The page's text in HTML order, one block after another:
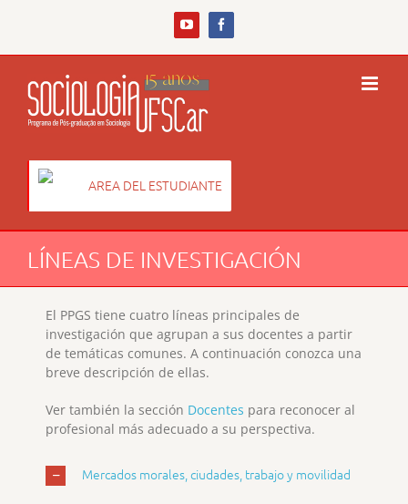
YouTubeFacebook
AREA DEL ESTUDIANTE
LÍNEAS DE INVESTIGACIÓN
El PPGS tiene cuatro líneas principales de
investigación que agrupan a sus docentes a partir
de temáticas comunes. A continuación conozca una
breve descripción de ellas.
Ver también la sección Docentes para reconocer al
profesional más adecuado a su perspectiva.
Mercados morales, ciudades, trabajo y movilidad